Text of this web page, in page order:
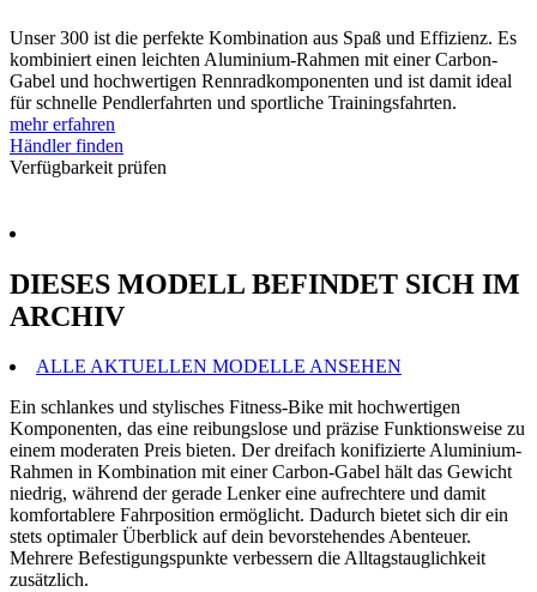
Unser 300 ist die perfekte Kombination aus Spaß und Effizienz. Es
kombiniert einen leichten Aluminium-Rahmen mit einer Carbon-
Gabel und hochwertigen Rennradkomponenten und ist damit ideal
für schnelle Pendlerfahrten und sportliche Trainingsfahrten.
mehr erfahren
Händler finden
Verfügbarkeit prüfen
DIESES MODELL BEFINDET SICH IM
ARCHIV
ALLE AKTUELLEN MODELLE ANSEHEN
Ein schlankes und stylisches Fitness-Bike mit hochwertigen
Komponenten, das eine reibungslose und präzise Funktionsweise zu
einem moderaten Preis bieten. Der dreifach konifizierte Aluminium-
Rahmen in Kombination mit einer Carbon-Gabel hält das Gewicht
niedrig, während der gerade Lenker eine aufrechtere und damit
komfortablere Fahrposition ermöglicht. Dadurch bietet sich dir ein
stets optimaler Überblick auf dein bevorstehendes Abenteuer.
Mehrere Befestigungspunkte verbessern die Alltagstauglichkeit
zusätzlich.